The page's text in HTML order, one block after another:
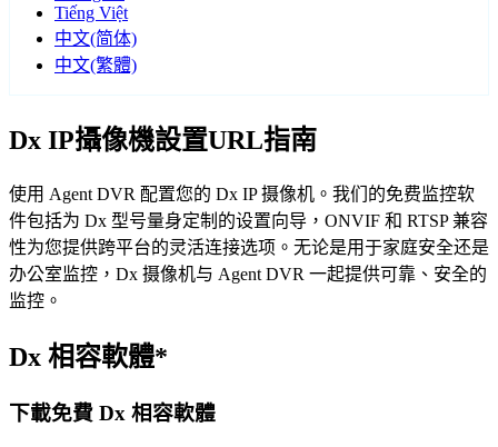
Tiếng Việt
中文(简体)
中文(繁體)
Dx IP攝像機設置URL指南
使用 Agent DVR 配置您的 Dx IP 摄像机。我们的免费监控软
件包括为 Dx 型号量身定制的设置向导，ONVIF 和 RTSP 兼容
性为您提供跨平台的灵活连接选项。无论是用于家庭安全还是
办公室监控，Dx 摄像机与 Agent DVR 一起提供可靠、安全的
监控。
Dx 相容軟體*
下載免費 Dx 相容軟體